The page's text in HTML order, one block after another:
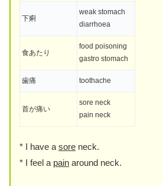
下痢
weak stomach
diarrhoea
食あたり
food poisoning
gastro stomach
歯痛 toothache
首が痛い
sore neck
pain neck
* I have a sore neck.
* I feel a pain around neck.